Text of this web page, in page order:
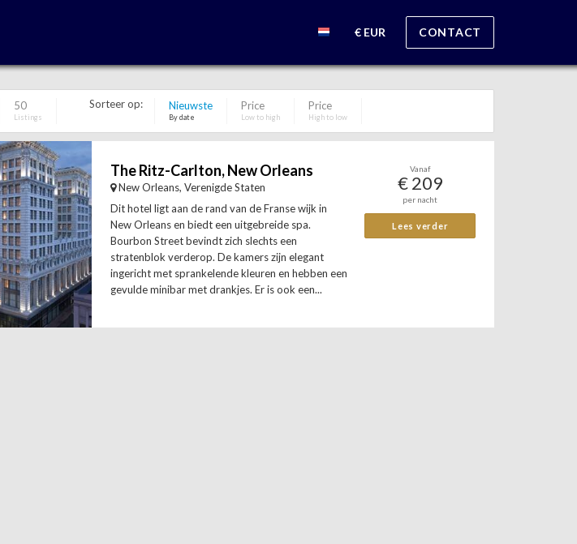
€ EUR CONTACT
50
Listings
Sorteer op: Nieuwste
By date
Price
Low to high
Price
High to low
The Ritz-Carlton, New Orleans
New Orleans, Verenigde Staten
Dit hotel ligt aan de rand van de Franse wijk in
New Orleans en biedt een uitgebreide spa.
Bourbon Street bevindt zich slechts een
stratenblok verderop. De kamers zijn elegant
ingericht met sprankelende kleuren en hebben een
gevulde minibar met drankjes. Er is ook een...
Vanaf
€ 209
per nacht
Lees verder